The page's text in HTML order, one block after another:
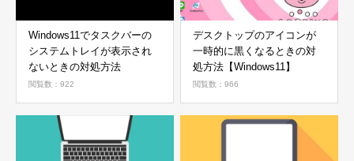
Windows11でタスクバーの
システムトレイが表示され
ないときの対処方法
閲覧数：922
デスクトップのアイコンが
一時的に黒くなるときの対
処方法【Windows11】
閲覧数：966